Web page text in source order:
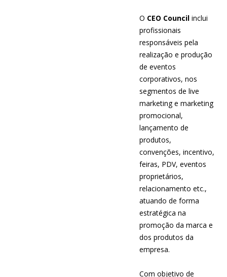
O CEO Council inclui
profissionais
responsáveis pela
realização e produção
de eventos
corporativos, nos
segmentos de live
marketing e marketing
promocional,
lançamento de
produtos,
convenções, incentivo,
feiras, PDV, eventos
proprietários,
relacionamento etc.,
atuando de forma
estratégica na
promoção da marca e
dos produtos da
empresa.
Com objetivo de